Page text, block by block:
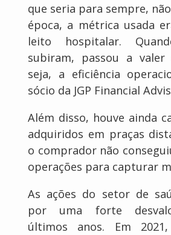
que seria para sempre,
época, a métrica usada
leito hospitalar.
subiram, passou a
seja, a eficiência
sócio da JGP Financial
Além disso, houve ainda
adquiridos em praças
o comprador não
operações para capturar
As ações do setor de
por uma forte
últimos anos. Em